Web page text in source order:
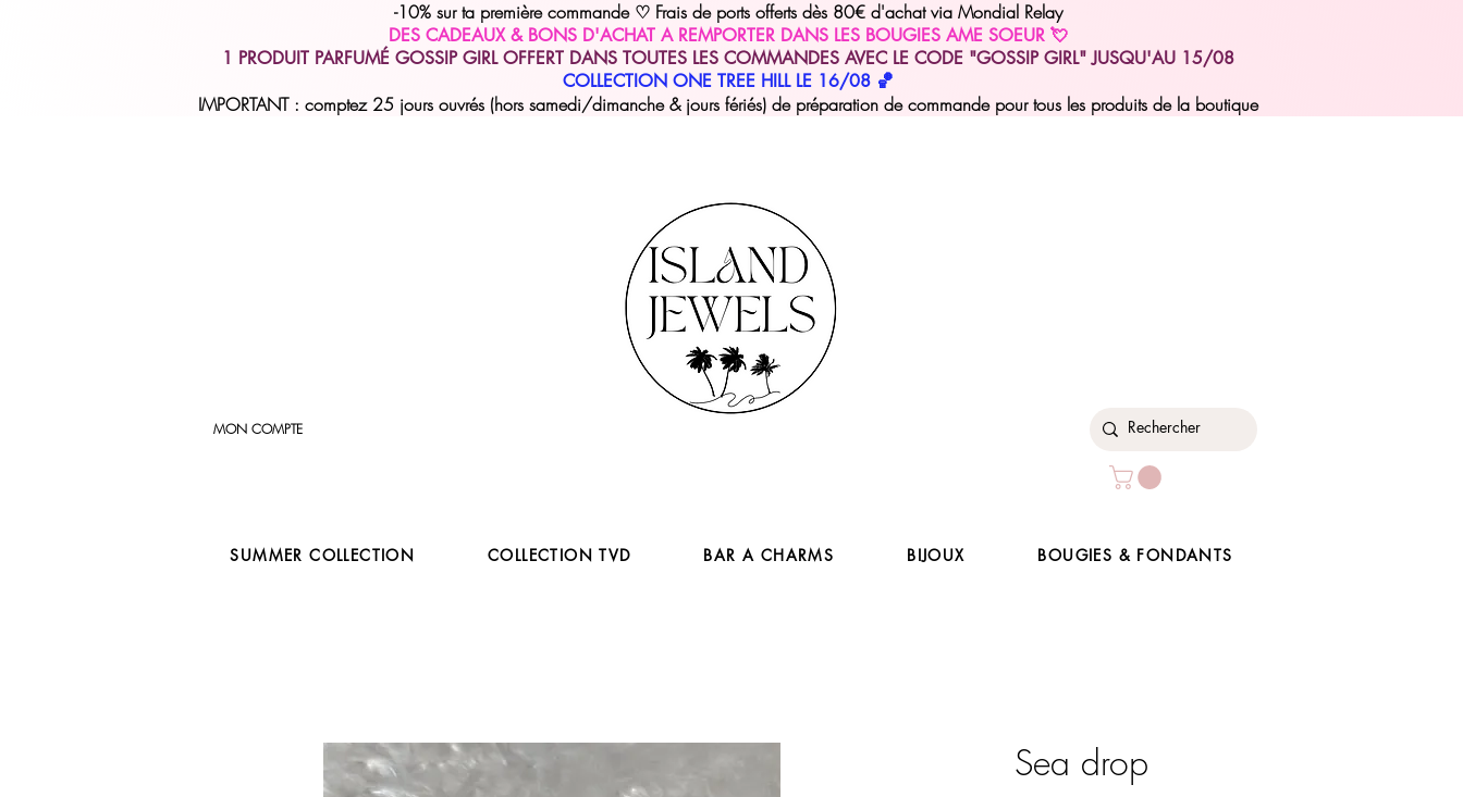
-10% sur ta première commande ♡ Frais de ports offerts dès 80€ d'achat via Mondial Relay
DES CADEAUX & BONS D'ACHAT A REMPORTER DANS LES BOUGIES AME SOEUR 💘
1 PRODUIT PARFUMÉ GOSSIP GIRL OFFERT DANS TOUTES LES COMMANDES AVEC LE CODE "GOSSIP GIRL" JUSQU'AU 15/08
COLLECTION ONE TREE HILL LE 16/08 🏀
IMPORTANT : comptez 25 jours ouvrés (hors samedi/dimanche & jours fériés) de préparation de commande pour tous les produits de la boutique
MON COMPTE
SUMMER COLLECTION COLLECTION TVD BAR A CHARMS BIJOUX BOUGIES & FONDANTS
Sea drop